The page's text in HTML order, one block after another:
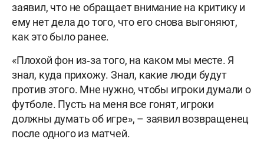
заявил, что не обращает внимание на критику и
ему нет дела до того, что его снова выгоняют,
как это было ранее.
«Плохой фон из‑за того, на каком мы месте. Я
знал, куда прихожу. Знал, какие люди будут
против этого. Мне нужно, чтобы игроки думали о
футболе. Пусть на меня все гонят, игроки
должны думать об игре», – заявил возвращенец
после одного из матчей.